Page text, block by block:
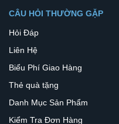
CÂU HỎI THƯỜNG GẶP
Hỏi Đáp
Liên Hệ
Biểu Phí Giao Hàng
Thẻ quà tặng
Danh Mục Sản Phẩm
Kiểm Tra Đơn Hàng